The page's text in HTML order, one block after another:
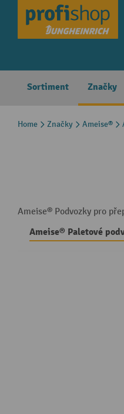
Skip to main
Sortiment Značky
Home Značky Ameise®
Ameise® Podvozky pro
Ameise® Paletové